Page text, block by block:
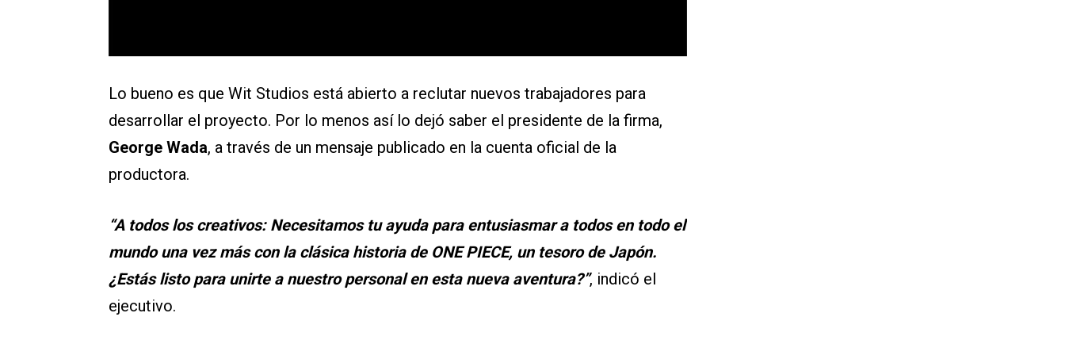
Lo bueno es que Wit Studios está abierto a reclutar nuevos trabajadores para
desarrollar el proyecto. Por lo menos así lo dejó saber el presidente de la firma,
George Wada, a través de un mensaje publicado en la cuenta oficial de la
productora.
“A todos los creativos: Necesitamos tu ayuda para entusiasmar a todos en todo el
mundo una vez más con la clásica historia de ONE PIECE, un tesoro de Japón.
¿Estás listo para unirte a nuestro personal en esta nueva aventura?”, indicó el
ejecutivo.